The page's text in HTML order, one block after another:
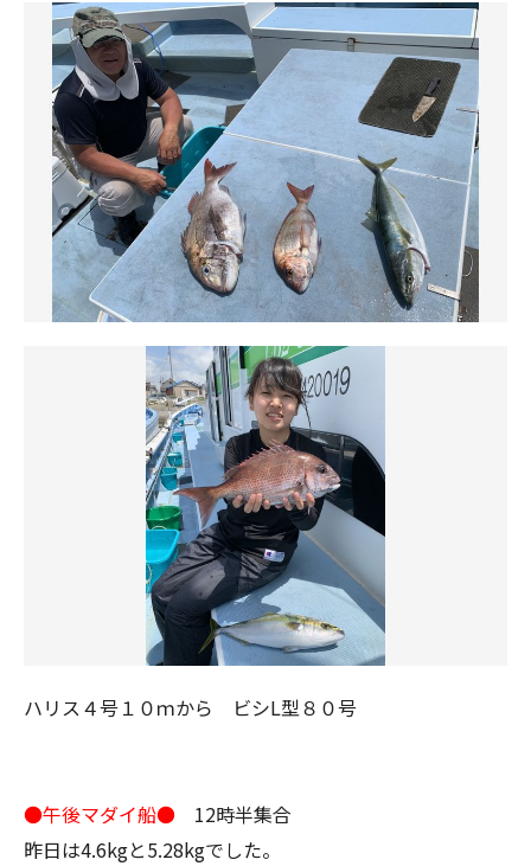
ハリス４号１０ｍから ビシL型８０号
●午後マダイ船● 12時半集合
昨日は4.6kgと5.28kgでした。